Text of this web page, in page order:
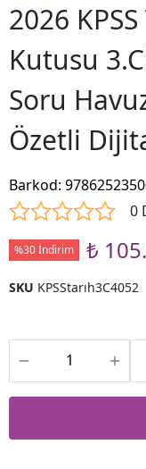
2026
Kutusu
Soru
Özetli
Barkod:
0
%30 İndirim ₺
SKU KPSStarıh3C4052